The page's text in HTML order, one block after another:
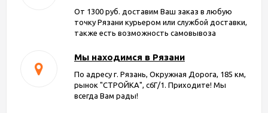
От 1300 руб. доставим Ваш заказ в любую
точку Рязани курьером или службой доставки,
также есть возможность самовывоза
Мы находимся в Рязани
По адресу г. Рязань, Окружная Дорога, 185 км,
рынок "СТРОЙКА", с6Г/1. Приходите! Мы
всегда Вам рады!